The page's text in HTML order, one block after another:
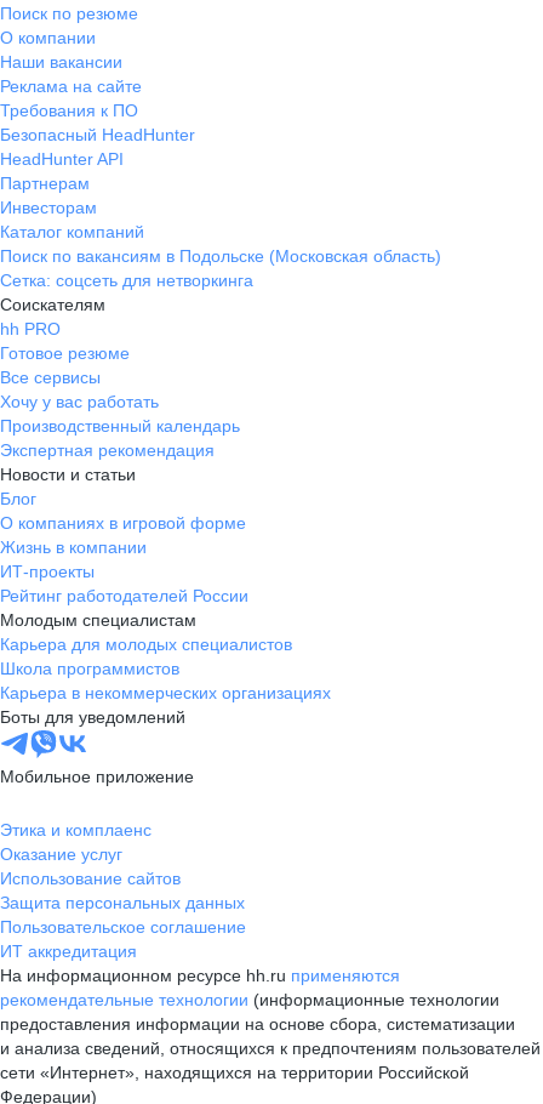
Поиск по резюме
О компании
Наши вакансии
Реклама на сайте
Требования к ПО
Безопасный HeadHunter
HeadHunter API
Партнерам
Инвесторам
Каталог компаний
Поиск по вакансиям в Подольске (Московская область)
Сетка: соцсеть для нетворкинга
Соискателям
hh PRO
Готовое резюме
Все сервисы
Хочу у вас работать
Производственный календарь
Экспертная рекомендация
Новости и статьи
Блог
О компаниях в игровой форме
Жизнь в компании
ИТ-проекты
Рейтинг работодателей России
Молодым специалистам
Карьера для молодых специалистов
Школа программистов
Карьера в некоммерческих организациях
Боты для уведомлений
Мобильное приложение
Этика и комплаенс
Оказание услуг
Использование сайтов
Защита персональных данных
Пользовательское соглашение
ИТ аккредитация
На информационном ресурсе hh.ru применяются
рекомендательные технологии (информационные технологии
предоставления информации на основе сбора, систематизации
и анализа сведений, относящихся к предпочтениям пользователей
сети «Интернет», находящихся на территории Российской
Федерации)